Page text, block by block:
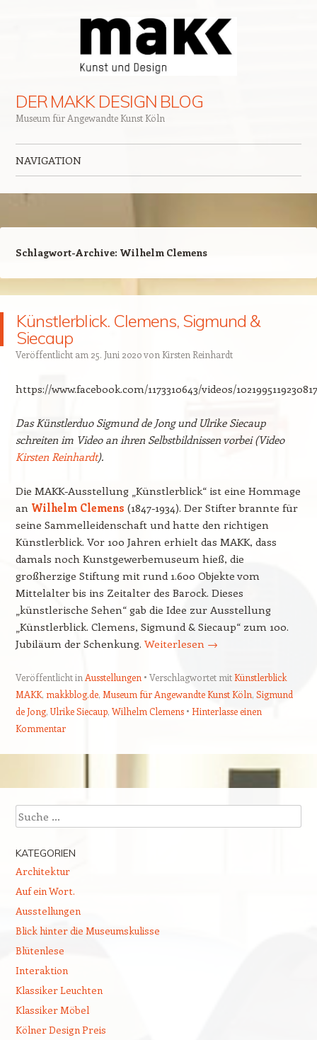
DER MAKK DESIGN BLOG
Museum für Angewandte Kunst Köln
NAVIGATION
Schlagwort-Archive: Wilhelm Clemens
Künstlerblick. Clemens, Sigmund &
Siecaup
Veröffentlicht am 25. Juni 2020von Kirsten Reinhardt
https://www.facebook.com/1173310643/videos/
Das Künstlerduo Sigmund de Jong und Ulrike Siecaup
schreiten im Video an ihren Selbstbildnissen vorbei (Video
Kirsten Reinhardt).
Die MAKK-Ausstellung „Künstlerblick“ ist eine Hommage
an Wilhelm Clemens (1847-1934). Der Stifter brannte für
seine Sammelleidenschaft und hatte den richtigen
Künstlerblick. Vor 100 Jahren erhielt das MAKK, dass
damals noch Kunstgewerbemuseum hieß, die
großherzige Stiftung mit rund 1.600 Objekte vom
Mittelalter bis ins Zeitalter des Barock. Dieses
„künstlerische Sehen“ gab die Idee zur Ausstellung
„Künstlerblick. Clemens, Sigmund & Siecaup“ zum 100.
Jubiläum der Schenkung. Weiterlesen →
Veröffentlicht in Ausstellungen Verschlagwortet mitKünstlerblick
MAKK, makkblog.de, Museum für Angewandte Kunst Köln, Sigmund
de Jong,Ulrike Siecaup, Wilhelm Clemens
Hinterlasse einen
Kommentar
Suchen
KATEGORIEN
Architektur
Auf ein Wort.
Ausstellungen
Blick hinter die Museumskulisse
Blütenlese
Interaktion
Klassiker Leuchten
Klassiker Möbel
Kölner Design Preis